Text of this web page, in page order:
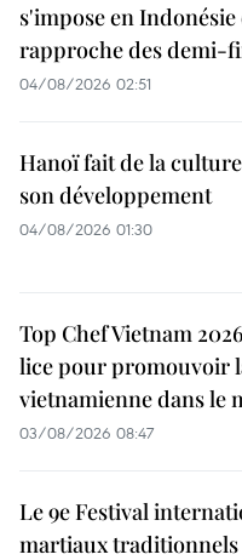
s'impose en Indonésie
rapproche des demi-
04/08/2026 02:51
Hanoï fait de la
son développement
04/08/2026 01:30
Top Chef Vietnam
lice pour promouvoir
vietnamienne dans le
03/08/2026 08:47
Le 9e Festival
martiaux traditionnels